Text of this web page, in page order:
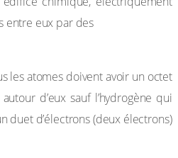
entre eux par des
les atomes doivent avoir un octet
d’eux sauf l’hydrogène qui
duet d’électrons (deux électrons)